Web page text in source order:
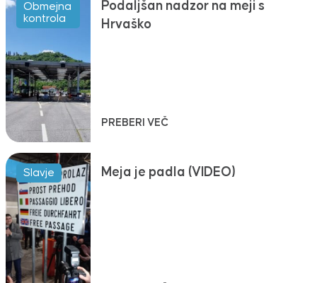
Obmejna
kontrola
Podaljšan nadzor na meji s
Hrvaško
PREBERI VEČ
Slavje Meja je padla (VIDEO)